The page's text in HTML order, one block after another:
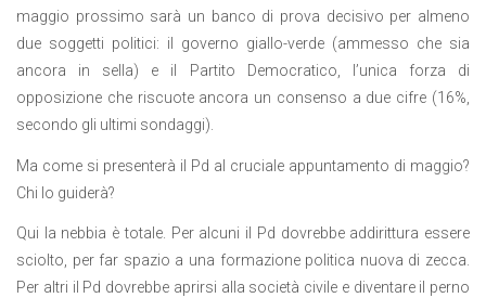
maggio prossimo sarà un banco di prova decisivo per almeno
due soggetti politici: il governo giallo-verde (ammesso che sia
ancora in sella) e il Partito Democratico, l’unica forza di
opposizione che riscuote ancora un consenso a due cifre (16%,
secondo gli ultimi sondaggi).
Ma come si presenterà il Pd al cruciale appuntamento di maggio?
Chi lo guiderà?
Qui la nebbia è totale. Per alcuni il Pd dovrebbe addirittura essere
sciolto, per far spazio a una formazione politica nuova di zecca.
Per altri il Pd dovrebbe aprirsi alla società civile e diventare il perno